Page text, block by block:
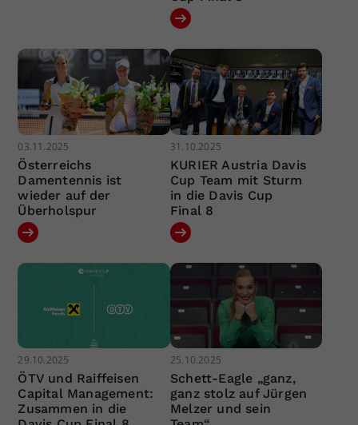
03.11.2025
Österreichs
Damentennis ist
wieder auf der
Überholspur
31.10.2025
KURIER Austria Davis
Cup Team mit Sturm
in die Davis Cup
Final 8
29.10.2025
ÖTV und Raiffeisen
Capital Management:
Zusammen in die
25.10.2025
Schett-Eagle „ganz,
ganz stolz auf Jürgen
Melzer und sein